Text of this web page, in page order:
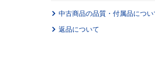
中古商品の品質・付属品につい
返品について